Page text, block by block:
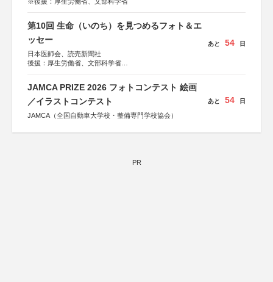
第10回 生命（いのち）を見つめるフォト＆エ
ッセー
日本医師会、読売新聞社
後援：厚生労働省、文部科学省
あと 54 日
JAMCA PRIZE 2026 フォトコンテスト 絵画
／イラストコンテスト
JAMCA（全国自動車大学校・整備専門学校協会）
あと 54 日
PR